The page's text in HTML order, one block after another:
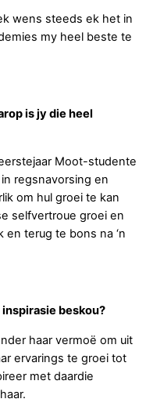
wens steeds ek het in
my heel beste te
is jy die heel
Moot-studente
regsnavorsing en
om hul groei te kan
selfvertroue groei en
en terug te bons na ‘n
inspirasie beskou?
haar vermoë om uit
ervarings te groei tot
met daardie